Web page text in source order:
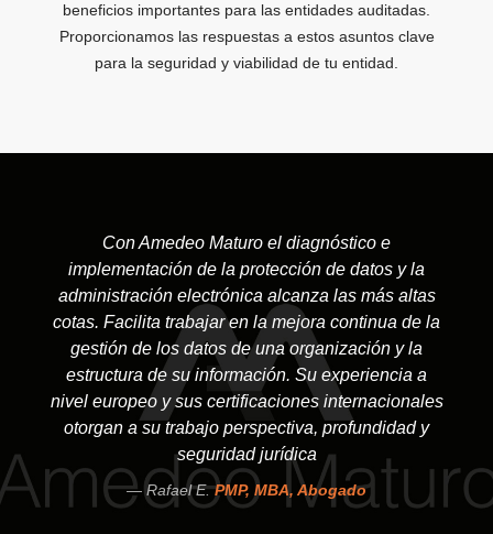
beneficios importantes para las entidades auditadas.
Proporcionamos las respuestas a estos asuntos clave
para la seguridad y viabilidad de tu entidad.
Con Amedeo Maturo el diagnóstico e
implementación de la protección de datos y la
administración electrónica alcanza las más altas
cotas. Facilita trabajar en la mejora continua de la
gestión de los datos de una organización y la
estructura de su información. Su experiencia a
nivel europeo y sus certificaciones internacionales
otorgan a su trabajo perspectiva, profundidad y
seguridad jurídica
Rafael E.PMP, MBA, Abogado